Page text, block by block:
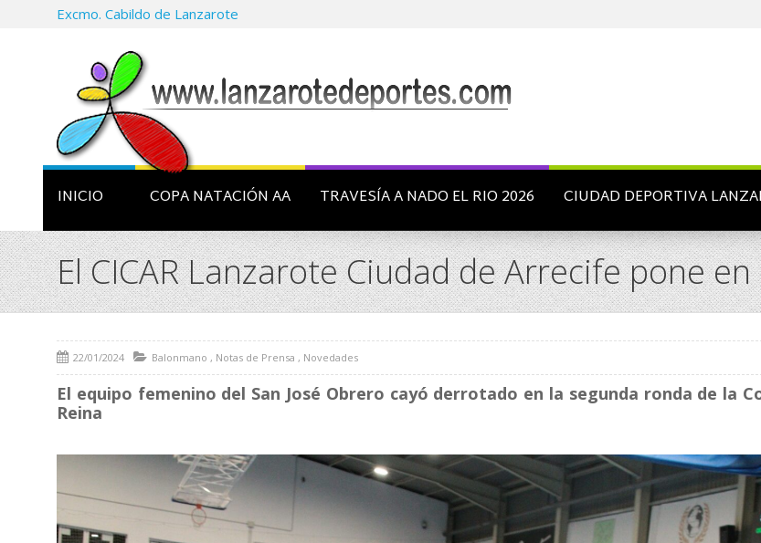
Excmo. Cabildo de Lanzarote
INICIO COPA NATACIÓN AA TRAVESÍA A NADO EL RIO 2026 CIUDAD DEPORTIVA
El CICAR Lanzarote Ciudad de Arrecife pone
22/01/2024 Balonmano , Notas de Prensa , Novedades
El equipo femenino del San José Obrero cayó derrotado en la segunda ronda de la
Reina